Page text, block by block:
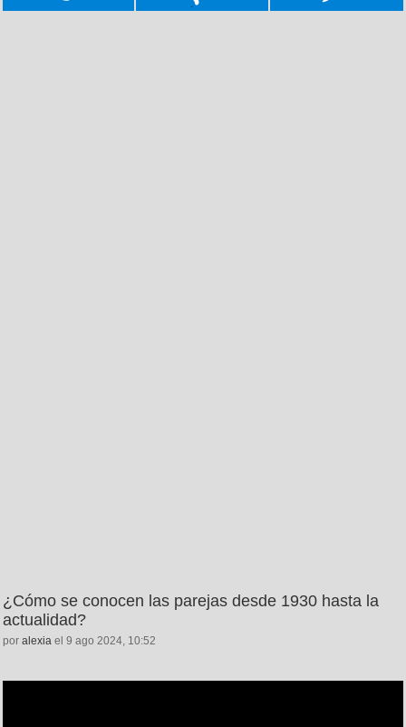
¿Cómo se conocen las parejas desde 1930 hasta la
actualidad?
por alexia el 9 ago 2024, 10:52